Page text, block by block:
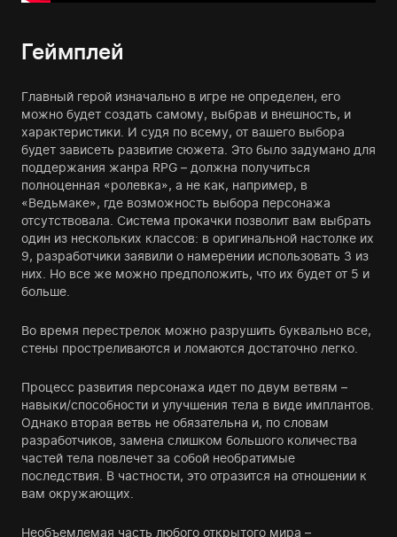
Геймплей
Главный герой изначально в игре не определен, его
можно будет создать самому, выбрав и внешность, и
характеристики. И судя по всему, от вашего выбора
будет зависеть развитие сюжета. Это было задумано для
поддержания жанра RPG – должна получиться
полноценная «ролевка», а не как, например, в
«Ведьмаке», где возможность выбора персонажа
отсутствовала. Система прокачки позволит вам выбрать
один из нескольких классов: в оригинальной настолке их
9, разработчики заявили о намерении использовать 3 из
них. Но все же можно предположить, что их будет от 5 и
больше.
Во время перестрелок можно разрушить буквально все,
стены простреливаются и ломаются достаточно легко.
Процесс развития персонажа идет по двум ветвям –
навыки/способности и улучшения тела в виде имплантов.
Однако вторая ветвь не обязательна и, по словам
разработчиков, замена слишком большого количества
частей тела повлечет за собой необратимые
последствия. В частности, это отразится на отношении к
вам окружающих.
Необъемлемая часть любого открытого мира –